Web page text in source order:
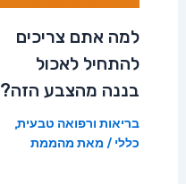
למה אתם צריכים
להתחיל לאכול
בננה מהצבע הזה?
בריאות ורפואה טבעית,
כללי / מאת מהממת